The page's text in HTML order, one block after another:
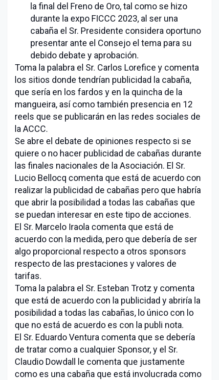
la final del Freno de Oro, tal como se hizo
durante la expo FICCC 2023, al ser una
cabaña el Sr. Presidente considera oportuno
presentar ante el Consejo el tema para su
debido debate y aprobación.
Toma la palabra el Sr. Carlos Lorefice y comenta
los sitios donde tendrían publicidad la cabaña,
que sería en los fardos y en la quincha de la
mangueira, así como también presencia en 12
reels que se publicarán en las redes sociales de
la ACCC.
Se abre el debate de opiniones respecto si se
quiere o no hacer publicidad de cabañas durante
las finales nacionales de la Asociación. El Sr.
Lucio Bellocq comenta que está de acuerdo con
realizar la publicidad de cabañas pero que habría
que abrir la posibilidad a todas las cabañas que
se puedan interesar en este tipo de acciones.
El Sr. Marcelo Iraola comenta que está de
acuerdo con la medida, pero que debería de ser
algo proporcional respecto a otros sponsors
respecto de las prestaciones y valores de
tarifas.
Toma la palabra el Sr. Esteban Trotz y comenta
que está de acuerdo con la publicidad y abriría la
posibilidad a todas las cabañas, lo único con lo
que no está de acuerdo es con la publi nota.
El Sr. Eduardo Ventura comenta que se debería
de tratar como a cualquier Sponsor, y el Sr.
Claudio Dowdall le comenta que justamente
como es una cabaña que está involucrada como